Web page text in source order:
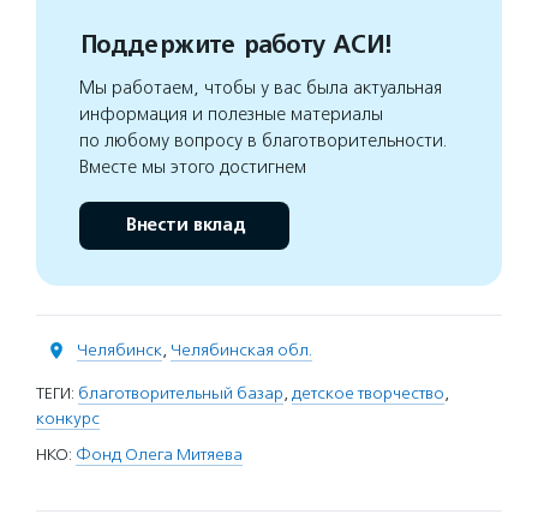
Поддержите работу АСИ!
Мы работаем, чтобы у вас была актуальная
информация и полезные материалы
по любому вопросу в благотворительности.
Вместе мы этого достигнем
Внести вклад
Челябинск, Челябинская обл.
ТЕГИ: благотворительный базар, детское творчество,
конкурс
НКО: Фонд Олега Митяева